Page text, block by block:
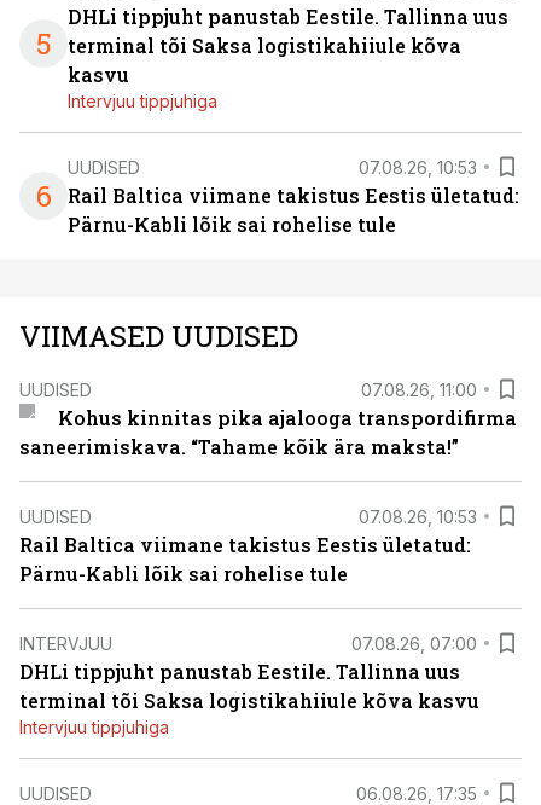
5
DHLi tippjuht panustab Eestile. Tallinna uus
terminal tõi Saksa logistikahiiule kõva
kasvu
Intervjuu tippjuhiga
6
UUDISED 07.08.26, 10:53
Rail Baltica viimane takistus Eestis ületatud:
Pärnu-Kabli lõik sai rohelise tule
VIIMASED UUDISED
UUDISED 07.08.26, 11:00
Kohus kinnitas pika ajalooga transpordifirma
saneerimiskava. “Tahame kõik ära maksta!”
UUDISED 07.08.26, 10:53
Rail Baltica viimane takistus Eestis ületatud:
Pärnu-Kabli lõik sai rohelise tule
INTERVJUU 07.08.26, 07:00
DHLi tippjuht panustab Eestile. Tallinna uus
terminal tõi Saksa logistikahiiule kõva kasvu
Intervjuu tippjuhiga
UUDISED 06.08.26, 17:35